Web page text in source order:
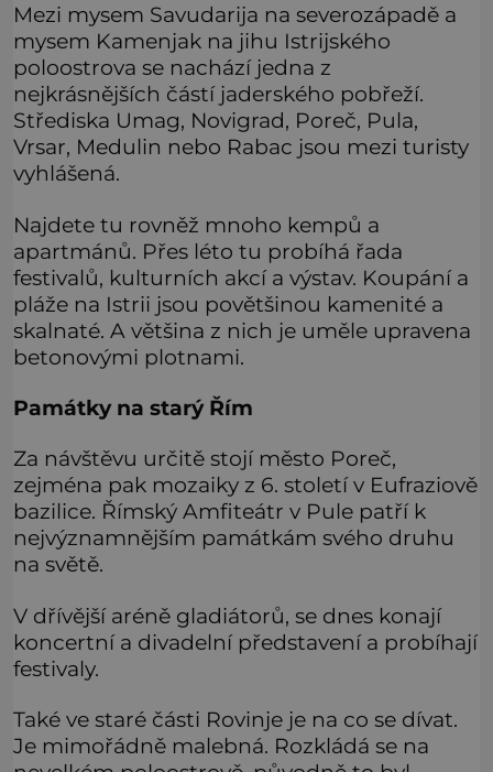
Mezi mysem Savudarija na severozápadě a
mysem Kamenjak na jihu Istrijského
poloostrova se nachází jedna z
nejkrásnějších částí jaderského pobřeží.
Střediska Umag, Novigrad, Poreč, Pula,
Vrsar, Medulin nebo Rabac jsou mezi turisty
vyhlášená.
Najdete tu rovněž mnoho kempů a
apartmánů. Přes léto tu probíhá řada
festivalů, kulturních akcí a výstav. Koupání a
pláže na Istrii jsou povětšinou kamenité a
skalnaté. A většina z nich je uměle upravena
betonovými plotnami.
Památky na starý Řím
Za návštěvu určitě stojí město Poreč,
zejména pak mozaiky z 6. století v Eufraziově
bazilice. Římský Amfiteátr v Pule patří k
nejvýznamnějším památkám svého druhu
na světě.
V dřívější aréně gladiátorů, se dnes konají
koncertní a divadelní představení a probíhají
festivaly.
Také ve staré části Rovinje je na co se dívat.
Je mimořádně malebná. Rozkládá se na